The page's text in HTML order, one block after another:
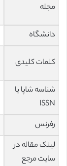
مجله
دانشگاه
کلمات کلیدی
شناسه شاپا یا
ISSN
رفرنس
لینک مقاله در
سایت مرجع